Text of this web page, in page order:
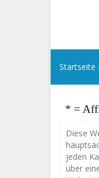
Startseite
* =
Diese
jeden
über